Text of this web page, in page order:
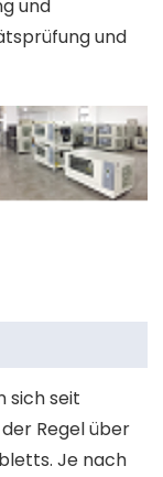
und
und
sich seit
Regel über
Je nach